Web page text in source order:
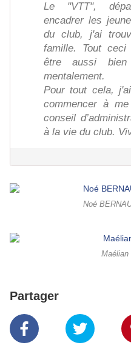
Le "VTT",
encadrer les
du club, j'ai
famille. Tout
être aussi bien
mentalement.
Pour tout cela,
commencer à
conseil
à la vie du club.
Noé
Maélian
Partager